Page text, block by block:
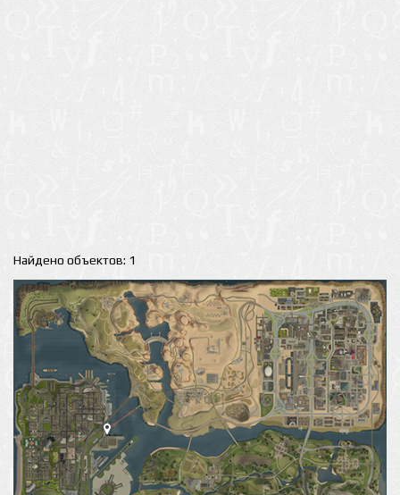
Найдено объектов: 1